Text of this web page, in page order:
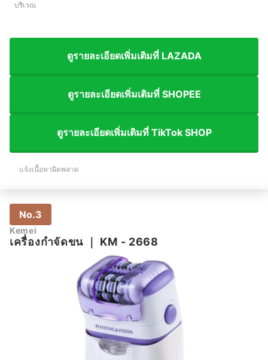
บริเวณ
ดูรายละเอียดเพิ่มเติมที่ LAZADA
ดูรายละเอียดเพิ่มเติมที่ SHOPEE
ดูรายละเอียดเพิ่มเติมที่ TikTok SHOP
แจ้งเนื้อหาผิดพลาด
No.3
Kemei
เครื่องกำจัดขน KM - 2668